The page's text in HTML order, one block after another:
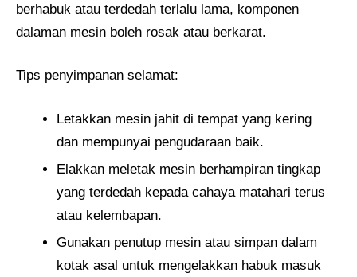
berhabuk atau terdedah terlalu lama, komponen
dalaman mesin boleh rosak atau berkarat.
Tips penyimpanan selamat:
Letakkan mesin jahit di tempat yang kering
dan mempunyai pengudaraan baik.
Elakkan meletak mesin berhampiran tingkap
yang terdedah kepada cahaya matahari terus
atau kelembapan.
Gunakan penutup mesin atau simpan dalam
kotak asal untuk mengelakkan habuk masuk